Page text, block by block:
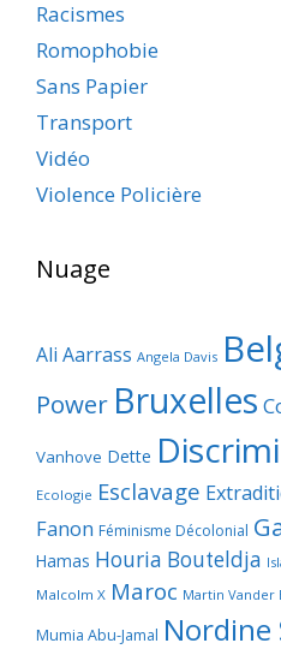
Racismes
Romophobie
Sans Papier
Transport
Vidéo
Violence Policière
Nuage
Ali Aarrass Angela Davis
Power Bruxelles
Vanhove Dette
Ecologie Esclavage
Fanon Féminisme Décolonial
Hamas Houria Bouteldja
Malcolm X Maroc Martin Vander
Mumia Abu-Jamal Nordine